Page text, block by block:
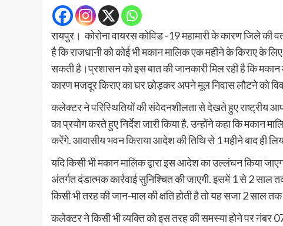
रायपुर। कोरोना वायरस कोविड -19 महामारी के कारण जिले की
है कि राजधानी को कोई भी मकान मालिक एक महीने के किराए के
सकती है।प्रशासन को इस बात की जानकारी मिल रही है कि मकान
कारण मजदूर किराए का घर छोड़कर अपने मूल निवास लौटने को
कलेक्टर ने परिस्थितियों की संवेदनशीलता से देखते हुए राष्ट्रीय
का प्रयोग करते हुए निर्देश जारी किया है. उन्होंने कहा कि मकान
करेंगे. आवासीय भवन किराया आदेश की तिथि से 1 महीने बाद ही
यदि किसी भी मकान मालिक द्वारा इस आदेश का उल्लंघन किया
अंतर्गत दंडात्मक कार्रवाई सुनिश्चित की जाएगी. इसमें 1 से 2
किसी भी तरह की जान-माल की क्षति होती है तो यह सजा 2 साल
कलेक्टर ने किसी भी व्यक्ति को इस तरह की समस्या होने पर